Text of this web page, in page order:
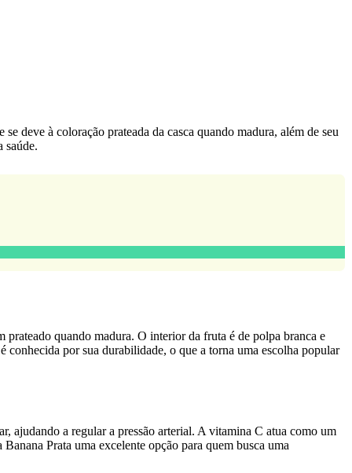
deve à coloração prateada da casca quando madura, além de seu
saúde.
prateado quando madura. O interior da fruta é de polpa branca e
conhecida por sua durabilidade, o que a torna uma escolha popular
ajudando a regular a pressão arterial. A vitamina C atua como um
Prata uma excelente opção para quem busca uma